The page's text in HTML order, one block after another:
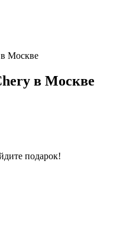
Москве
в Москве
подарок!